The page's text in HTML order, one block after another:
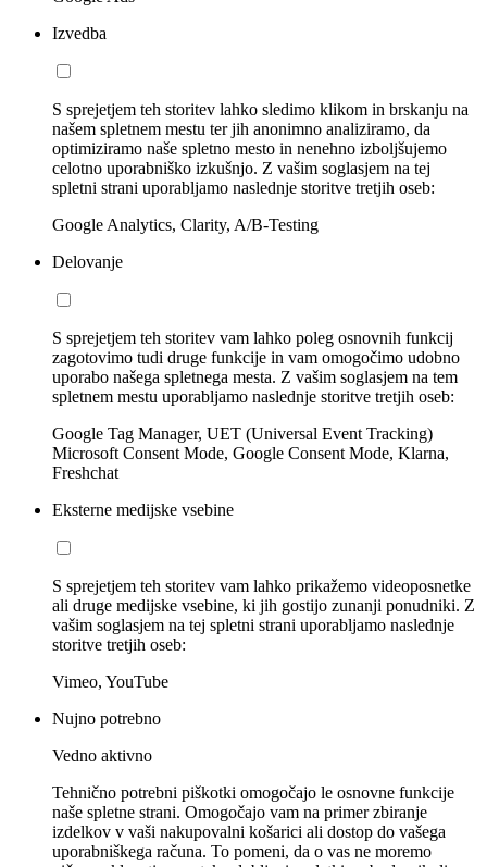
Izvedba
S sprejetjem teh storitev lahko sledimo klikom in brskanju na
našem spletnem mestu ter jih anonimno analiziramo, da
optimiziramo naše spletno mesto in nenehno izboljšujemo
celotno uporabniško izkušnjo. Z vašim soglasjem na tej
spletni strani uporabljamo naslednje storitve tretjih oseb:
Google Analytics, Clarity, A/B-Testing
Delovanje
S sprejetjem teh storitev vam lahko poleg osnovnih funkcij
zagotovimo tudi druge funkcije in vam omogočimo udobno
uporabo našega spletnega mesta. Z vašim soglasjem na tem
spletnem mestu uporabljamo naslednje storitve tretjih oseb:
Google Tag Manager, UET (Universal Event Tracking)
Microsoft Consent Mode, Google Consent Mode, Klarna,
Freshchat
Eksterne medijske vsebine
S sprejetjem teh storitev vam lahko prikažemo videoposnetke
ali druge medijske vsebine, ki jih gostijo zunanji ponudniki. Z
vašim soglasjem na tej spletni strani uporabljamo naslednje
storitve tretjih oseb:
Vimeo, YouTube
Nujno potrebno
Vedno aktivno
Tehnično potrebni piškotki omogočajo le osnovne funkcije
naše spletne strani. Omogočajo vam na primer zbiranje
izdelkov v vaši nakupovalni košarici ali dostop do vašega
uporabniškega računa. To pomeni, da o vas ne moremo